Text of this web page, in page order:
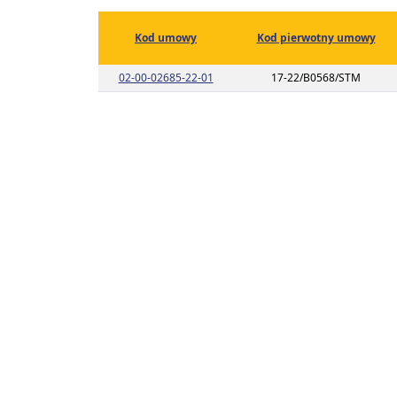
Kod umowy Kod pierwotny umowy
02-00-02685-22-01 Link do listy planu umowy o kodzie
17-22/B0568/STM